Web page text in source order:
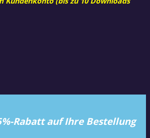
Rabatt auf Ihre Bestellung